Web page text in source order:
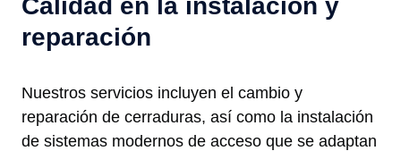
reparación
Nuestros servicios incluyen el cambio y
reparación de cerraduras, así como la instalación
de sistemas modernos de acceso que se adaptan